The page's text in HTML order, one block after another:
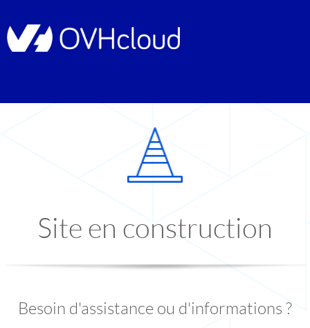
Site en construction
Besoin d'assistance ou d'informations ?